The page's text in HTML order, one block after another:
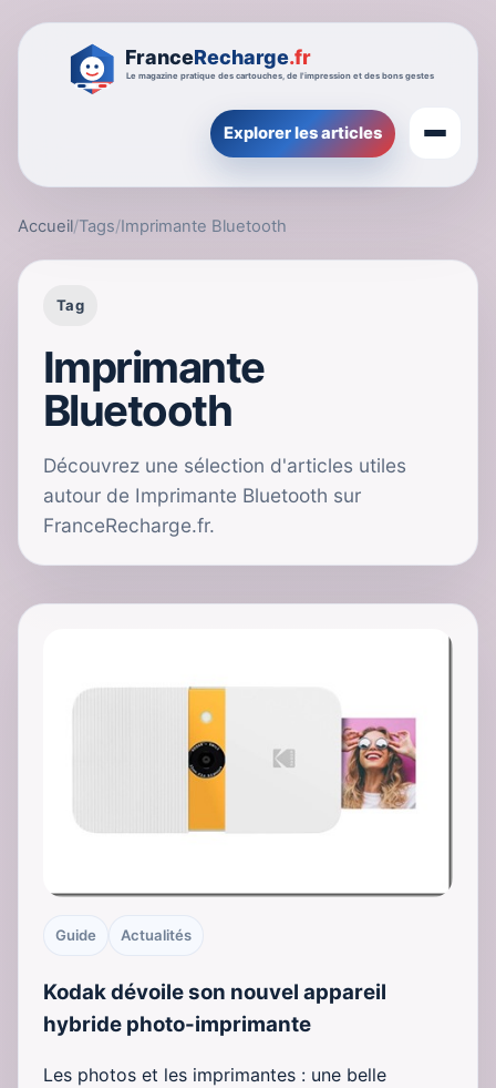
Explorer les articles
Accueil/Tags/Imprimante Bluetooth
Tag
Imprimante
Bluetooth
Découvrez une sélection d'articles utiles
autour de Imprimante Bluetooth sur
FranceRecharge.fr.
Guide Actualités
Kodak dévoile son nouvel appareil
hybride photo-imprimante
Les photos et les imprimantes : une belle